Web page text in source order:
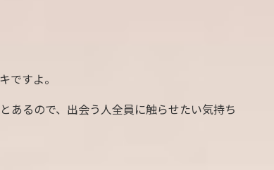
ですよ。
あるので、出会う人全員に触らせたい気持ち